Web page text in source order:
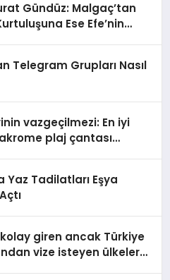
Gündüz: Malgaç’tan
Ese Efe’nin
Telegram Grupları Nasıl
vazgeçilmezi: En iyi
plaj çantası
Yaz Tadilatları Eşya
kolay giren ancak Türkiye
vize isteyen ülkeler